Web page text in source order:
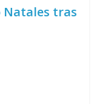
Natales tras